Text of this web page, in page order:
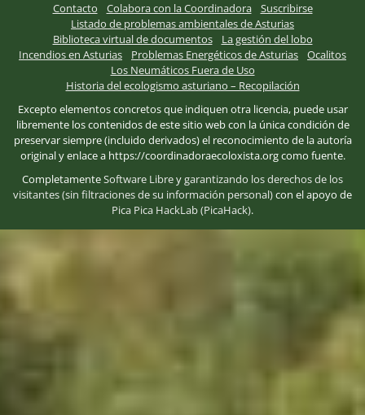
Contacto Colabora con la Coordinadora
Suscribirse
Listado de problemas ambientales de Asturias
Biblioteca virtual de documentos
La gestión del lobo
Incendios en Asturias
Problemas Energéticos de Asturias
Ocalitos
Los Neumáticos Fuera de Uso
Historia del ecologismo asturiano – Recopilación
Excepto elementos concretos que indiquen otra licencia, puede usar
libremente los contenidos de este sitio web con la única condición de
preservar siempre (incluido derivados) el reconocimiento de la autoría
original y enlace a https://coordinadoraecoloxista.org como fuente.
CompletamenteSoftware Libreygarantizando los derechos de los
visitantes (sin filtraciones de su información personal)con el apoyo de
Pica Pica HackLab (PicaHack).